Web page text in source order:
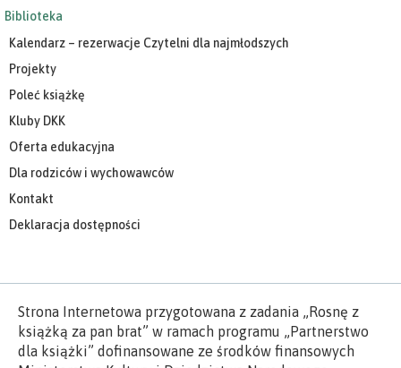
Biblioteka
Kalendarz – rezerwacje Czytelni dla najmłodszych
Projekty
Poleć książkę
Kluby DKK
Oferta edukacyjna
Dla rodziców i wychowawców
Kontakt
Deklaracja dostępności
Strona Internetowa przygotowana z zadania „Rosnę z
książką za pan brat” w ramach programu „Partnerstwo
dla książki” dofinansowane ze środków finansowych